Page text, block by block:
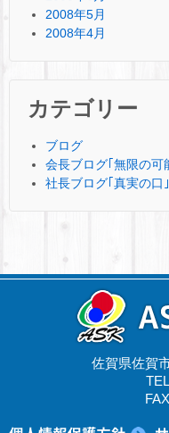
2008年5月
2008年4月
カテゴリー
ブログ
会長ブログ｢無限の可
社長ブログ｢真実の口｣
佐賀県佐賀